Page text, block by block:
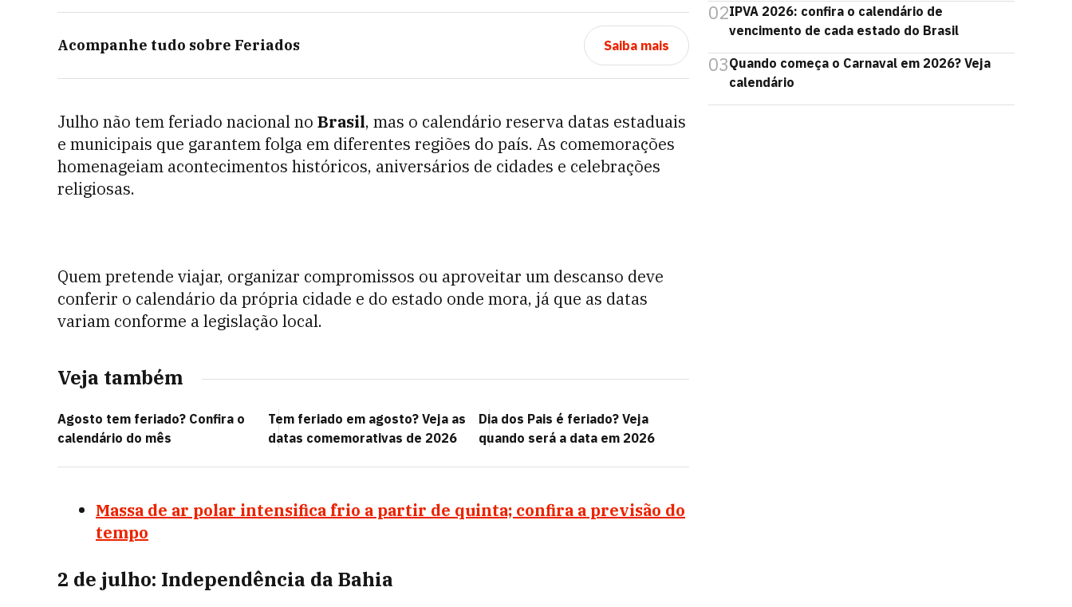
Acompanhe tudo sobre Feriados Saiba mais
Julho não tem feriado nacional no Brasil, mas o calendário reserva datas estaduais
e municipais que garantem folga em diferentes regiões do país. As comemorações
homenageiam acontecimentos históricos, aniversários de cidades e celebrações
religiosas.
Quem pretende viajar, organizar compromissos ou aproveitar um descanso deve
conferir o calendário da própria cidade e do estado onde mora, já que as datas
variam conforme a legislação local.
Veja também
Agosto tem feriado? Confira o
calendário do mês
Tem feriado em agosto? Veja as
datas comemorativas de 2026
Dia dos Pais é feriado? Veja
quando será a data em 2026
Massa de ar polar intensifica frio a partir de quinta; confira a previsão do
tempo
2 de julho: Independência da Bahia
02IPVA 2026: confira o calendário de
vencimento de cada estado do Brasil
03Quando começa o Carnaval em 2026? Veja
calendário